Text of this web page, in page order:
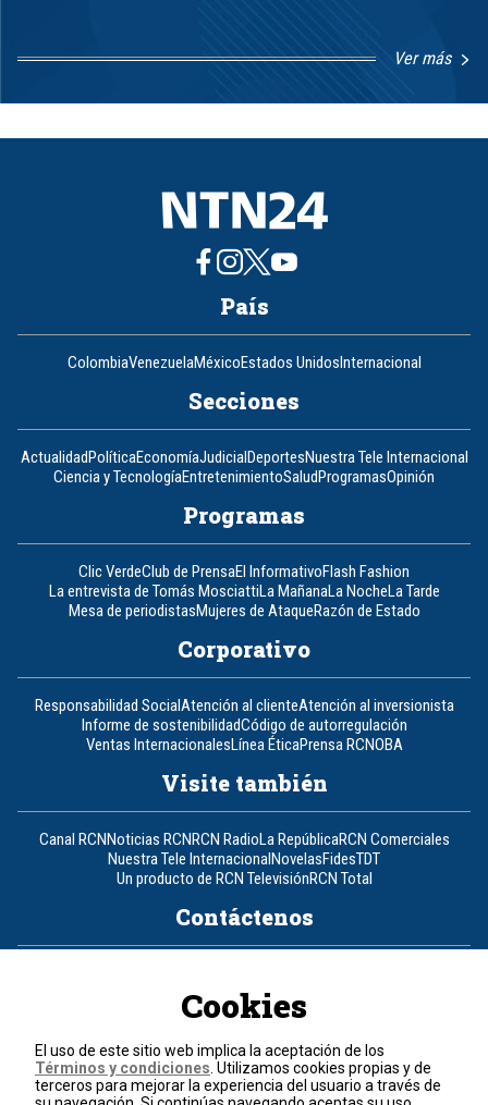
Ver más
1
8
País
ColombiaVenezuelaMéxicoEstados UnidosInternacional
Secciones
ActualidadPolíticaEconomíaJudicialDeportesNuestra Tele Internacional
Ciencia y TecnologíaEntretenimientoSaludProgramasOpinión
Programas
Clic VerdeClub de PrensaEl InformativoFlash Fashion
La entrevista de Tomás MosciattiLa MañanaLa NocheLa Tarde
Mesa de periodistasMujeres de AtaqueRazón de Estado
Corporativo
Responsabilidad SocialAtención al clienteAtención al inversionista
Informe de sostenibilidadCódigo de autorregulación
Ventas InternacionalesLínea ÉticaPrensa RCNOBA
Visite también
Canal RCNNoticias RCNRCN RadioLa RepúblicaRCN Comerciales
Nuestra Tele InternacionalNovelasFidesTDT
Un producto de RCN TelevisiónRCN Total
Contáctenos
Política de cookies
Términos y condiciones
Cookies
El uso de este sitio web implica la aceptación de los
Términos y condiciones . Utilizamos cookies propias y de
terceros para mejorar la experiencia del usuario a través de